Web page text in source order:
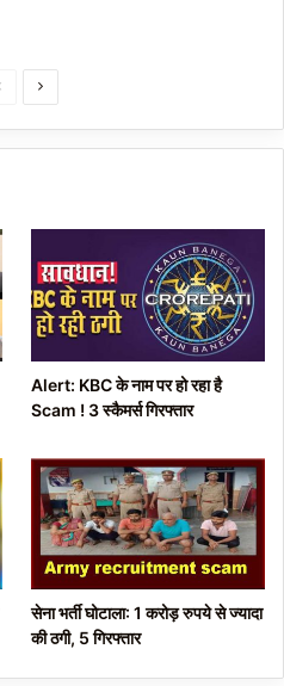
e
u
p
e
x
g
e
Alert: KBC के नाम पर हो रहा है
Scam ! 3 स्कैमर्स गिरफ्तार
सेना भर्ती घोटाला: 1 करोड़ रुपये से ज्यादा
की ठगी, 5 गिरफ्तार